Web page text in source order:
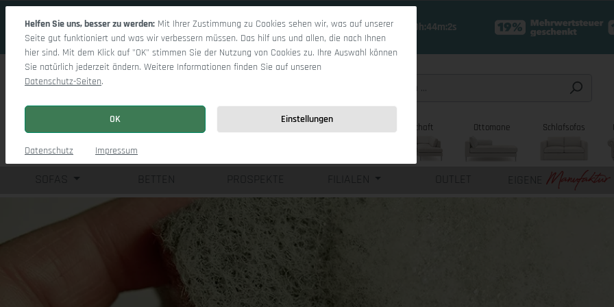
18 Tage 10h:44m:1s
Wohnlandschaft Ottomane Schlafsofas
BETTEN PROSPEKTE FILIALEN OUTLET EIGENE
Helfen Sie uns, besser zu werden: Mit Ihrer Zustimmung zu Cookies sehen wir, was auf unserer
Seite gut funktioniert und was wir verbessern müssen. Das hilf uns und allen, die nach Ihnen
hier sind. Mit dem Klick auf "OK" stimmen Sie der Nutzung von Cookies zu. Ihre Auswahl können
Sie natürlich jederzeit ändern. Weitere Informationen finden Sie auf unseren
Datenschutz-Seiten.
OK Einstellungen
Datenschutz Impressum